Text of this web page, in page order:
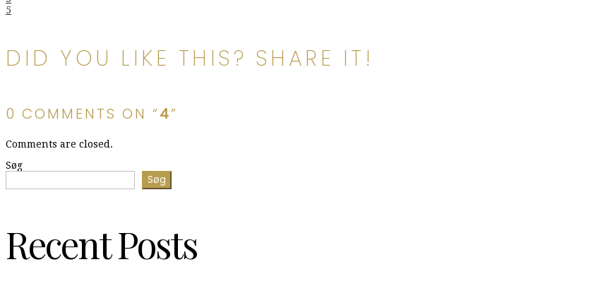
Indlægsnavigation
5
DID YOU LIKE THIS? SHARE IT!
0 COMMENTS ON “4”
Comments are closed.
Søg
Søg
Recent Posts